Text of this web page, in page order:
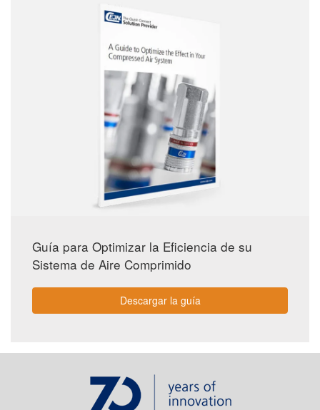
Guía para Optimizar la Eficiencia de su
Sistema de Aire Comprimido
Descargar la guía